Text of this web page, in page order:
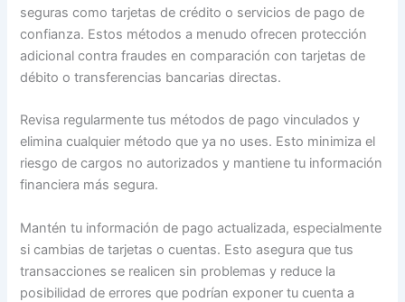
seguras como tarjetas de crédito o servicios de pago de
confianza. Estos métodos a menudo ofrecen protección
adicional contra fraudes en comparación con tarjetas de
débito o transferencias bancarias directas.
Revisa regularmente tus métodos de pago vinculados y
elimina cualquier método que ya no uses. Esto minimiza el
riesgo de cargos no autorizados y mantiene tu información
financiera más segura.
Mantén tu información de pago actualizada, especialmente
si cambias de tarjetas o cuentas. Esto asegura que tus
transacciones se realicen sin problemas y reduce la
posibilidad de errores que podrían exponer tu cuenta a